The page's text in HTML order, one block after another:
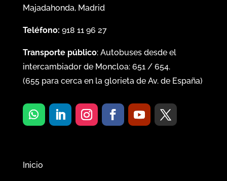
Majadahonda, Madrid
Teléfono: 918 11 96 27
Transporte público: Autobuses desde el
intercambiador de Moncloa: 651/ 654.
(655para cerca en la glorieta de Av. de España)
Inicio